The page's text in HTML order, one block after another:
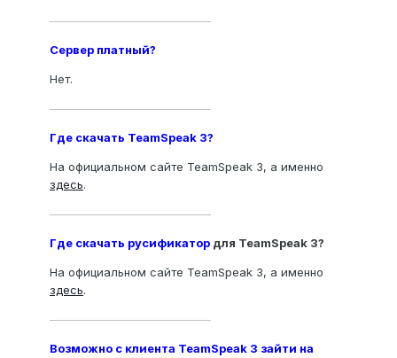
——————————————
Сервер платный?
Нет.
——————————————
Где скачать TeamSpeak 3?
На официальном сайте TeamSpeak 3, а именно
здесь.
——————————————
Где скачать русификатор для TeamSpeak 3?
На официальном сайте TeamSpeak 3, а именно
здесь.
——————————————
Возможно с клиента TeamSpeak 3 зайти на